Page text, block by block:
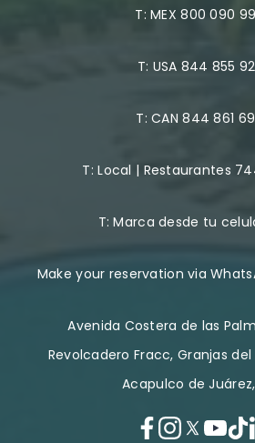
T:MEX 800 090
T: USA 844 855
T:CAN 844 861
T:Local | Restaurantes
T:Marca desde tu
Make your reservation via
Avenida Costera de las
Revolcadero Fracc, Granjas
Acapulco de